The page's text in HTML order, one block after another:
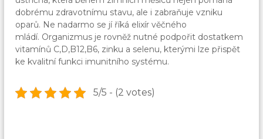
dobrému zdravotnímu stavu, ale i zabraňuje vzniku
oparů. Ne nadarmo se jí říká elixír věčného
mládí. Organizmus je rovněž nutné podpořit dostatkem
vitamínů C,D,B12,B6, zinku a selenu, kterými lze přispět
ke kvalitní funkci imunitního systému.
5/5 - (2 votes)